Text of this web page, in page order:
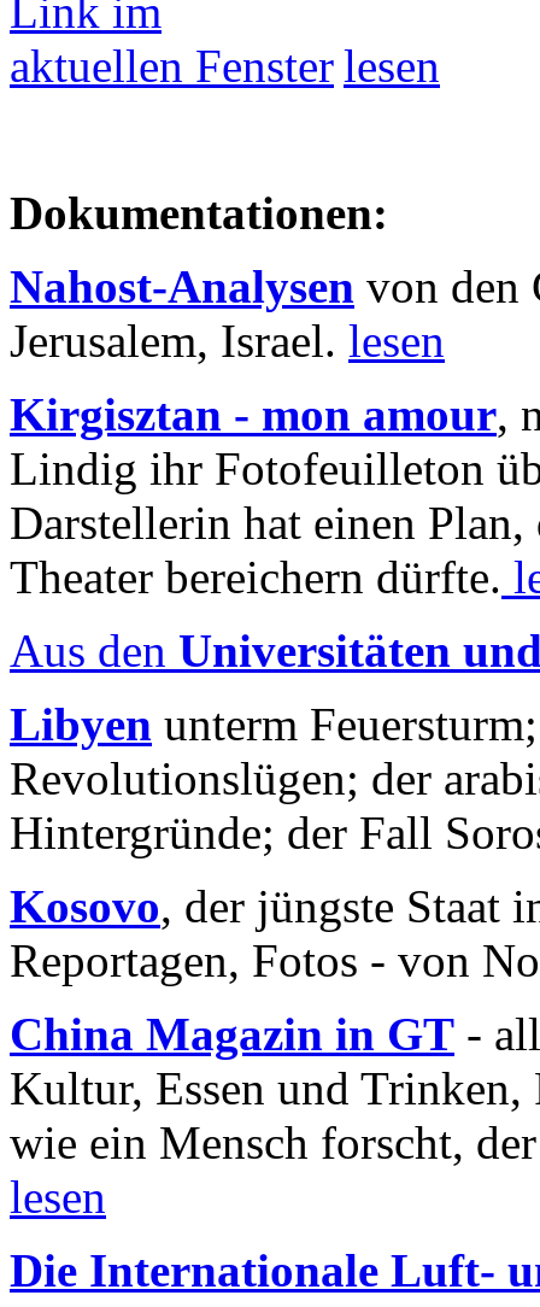
lesen
Dokumentationen:
Nahost-Analysen von den
Jerusalem, Israel. lesen
Kirgisztan - mon amour,
Lindig ihr Fotofeuilleton
Darstellerin hat einen Plan,
Theater bereichern dürfte.
Aus den Universitäten
Libyen unterm
Revolutionslügen; der
Hintergründe; der Fall
Kosovo, der jüngste Staat
Reportagen, Fotos - von
China Magazin in GT -
Kultur, Essen und
wie ein Mensch forscht,
lesen
Die Internationale Luft-